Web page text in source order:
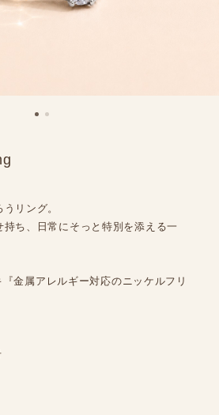
リング。
ち、日常にそっと特別を添える一
金属アレルギー対応のニッケルフリ